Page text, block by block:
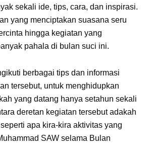
sekali ide, tips, cara, dan inspirasi.
yang menciptakan suasana seru
hingga kegiatan yang
pahala di bulan suci ini.
berbagai tips dan informasi
tersebut, untuk menghidupkan
yang datang hanya setahun sekali
deretan kegiatan tersebut adakah
apa kira-kira aktivitas yang
SAW selama Bulan